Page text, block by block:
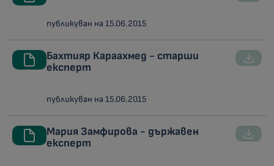
публикуван на 15.06.2015
Бахтияр Караахмед - старши
експерт
публикуван на 15.06.2015
Мария Замфирова - държавен
експерт